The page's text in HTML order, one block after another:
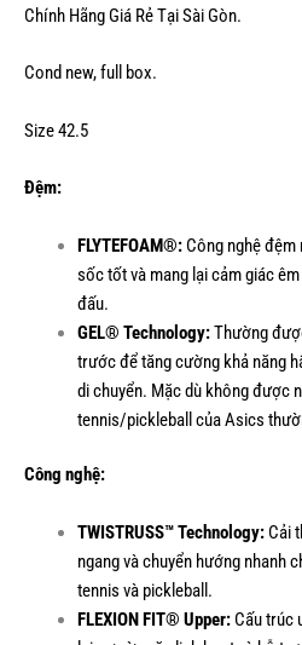
Chính Hãng Giá Rẻ Tại Sài Gòn.
Cond new, full box.
Size 42.5
Đệm:
FLYTEFOAM®:Công nghệ đệm
sốc tốt và mang lại cảm giác
đấu.
GEL® Technology:Thường
trước để tăng cường khả năng
di chuyển. Mặc dù không được
tennis/pickleball của Asics
Công nghệ:
TWISTRUSS™ Technology:Cải
ngang và chuyển hướng nhanh
tennis và pickleball.
FLEXION FIT® Upper:Cấu trúc